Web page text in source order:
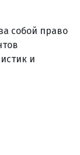
собой право
и